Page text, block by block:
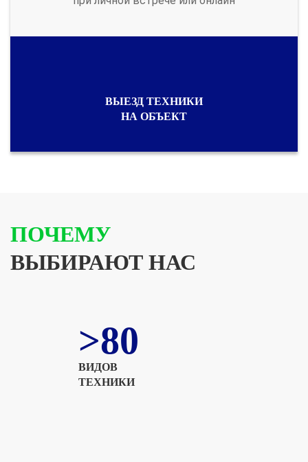
ВЫЕЗД ТЕХНИКИ
НА ОБЪЕКТ
ПОЧЕМУ
ВЫБИРАЮТ НАС
>80
ВИДОВ
ТЕХНИКИ